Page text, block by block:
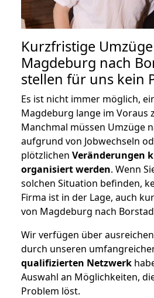
Kurzfristige
Magdeburg nach
stellen für uns kein
Es ist nicht immer möglich,
Magdeburg lange im Voraus
Manchmal müssen Umzüge
aufgrund von Jobwechseln
plötzlichen Veränderungen
organisiert werden. Wenn
solchen Situation befinden,
Firma ist in der Lage, auch
von Magdeburg nach
Wir verfügen über
durch unseren
qualifizierten Netzwerk
Auswahl an Möglichkeiten,
Problem löst.